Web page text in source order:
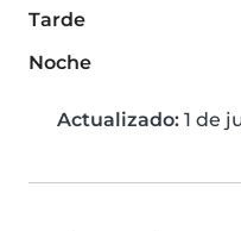
Tarde
Noche
Actualizado: 1 de